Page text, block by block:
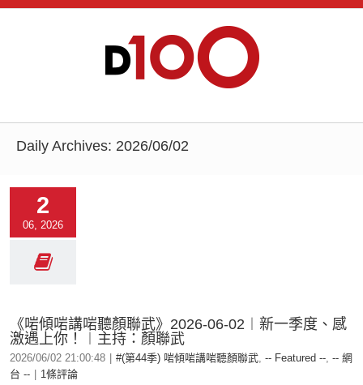
Daily Archives: 2026/06/02
2
06, 2026
《啱傾啱講啱聽顏聯武》2026-06-02︱新一季度、感
激遇上你！︱主持：顏聯武
2026/06/02 21:00:48 #(第44季) 啱傾啱講啱聽顏聯武, -- Featured --, -- 網
台 --
1條評論